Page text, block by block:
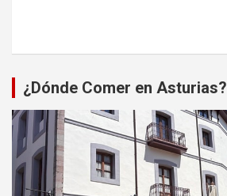
¿Dónde Comer en Asturias?